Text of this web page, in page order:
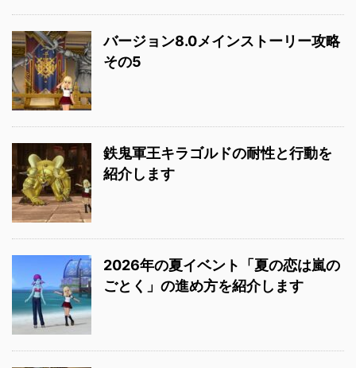
バージョン8.0メインストーリー攻略
その5
鉄鬼軍王キラゴルドの耐性と行動を
紹介します
2026年の夏イベント「夏の恋は嵐の
ごとく」の進め方を紹介します